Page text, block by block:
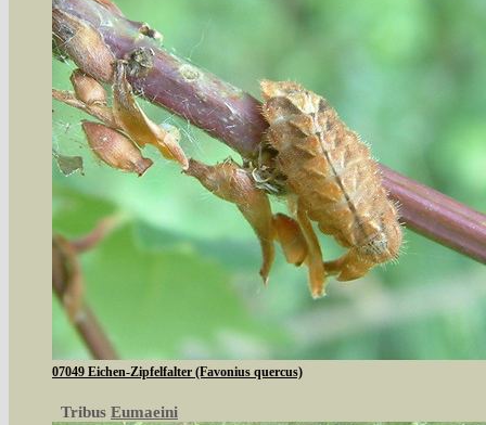
07049 Eichen-Zipfelfalter (Favonius quercus)
Tribus Eumaeini